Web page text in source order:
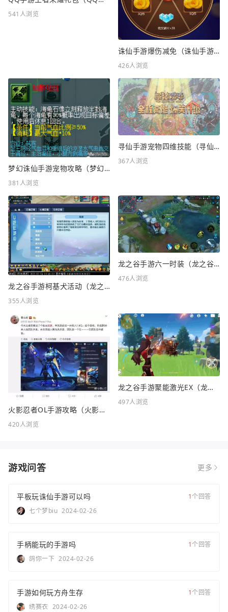
541人浏览
诛仙手游爆伤减免（诛仙手游爆伤减免重要吗）
426人浏览
梦幻诛仙手游宠物攻略（梦幻诛仙手游宠物攻略最新）
381人浏览
寻仙手游宠物四维技能（寻仙手游宠物四维技能怎么升级）
367人浏览
龙之谷手游柯基犬活动（龙之谷KFC联动）
355人浏览
龙之谷手游六一时装（龙之谷手游六一时装怎么样）
476人浏览
火影忍者OL手游攻略（火影忍者OL手游攻略站）
420人浏览
龙之谷手游聚能激光EX（龙之谷FC）
497人浏览
游戏问答 更多
平板玩诛仙手游可以吗 1个回答
七个梦biu 2024-02-26
手柄能玩的手游吗 1个回答
鸽你一下 2024-02-26
手游如何玩方舟生存 1个回答
绣赛衣 2024-02-26